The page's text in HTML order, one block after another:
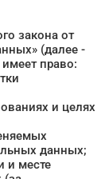
закона от
(далее -
право:
и целях
данных;
и месте